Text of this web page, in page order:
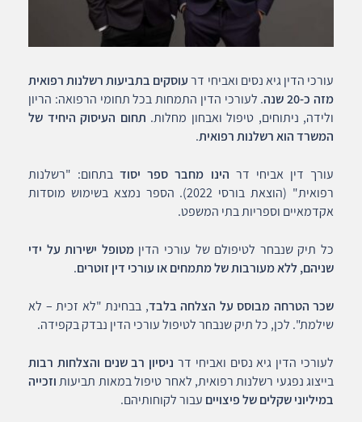
עורכי הדין גיא נסים ואביחי דרעוסקים בתביעות רשלנות רפואית
מזה כ-20 שנה
. לעורכי הדין התמחות בכל תחומי הרפואה: הריון
ולידה, ניתוחים, טיפול ואבחון מחלות. תחום העיסוק היחיד של
המשרד הוא רשלנות רפואית.
עורך דין אביחי דר הינו מחבר ספר יסודבתחום: "רשלנות
רפואית" (הוצאת בורסי 2022). הספר נמצא בשימוש מוסדות
אקדמאיים וספריות בתי המשפט.
כל תיק שנבחר לטיפולם של עורכי הדיןמטופל ישירות על ידי
שניהם, ללא מעורבות של מתמחים או עורכי דין זוטרים.
שכר הטרחה מבוסס על הצלחה בלבד, בבחינת "לא זכית – לא
שילמת". לכן, כל תיק שנבחר לטיפול עורכי הדין נבדק בקפידה.
לעורכי הדין גיא נסים ואביחי דר ניסיון רב שנים והצלחות רבות
בייצוג נפגעי רשלנות רפואית, לאחר טיפול במאות תביעותוזכייה
במיליוני שקלים של פיצויים עבור לקוחותיהם.